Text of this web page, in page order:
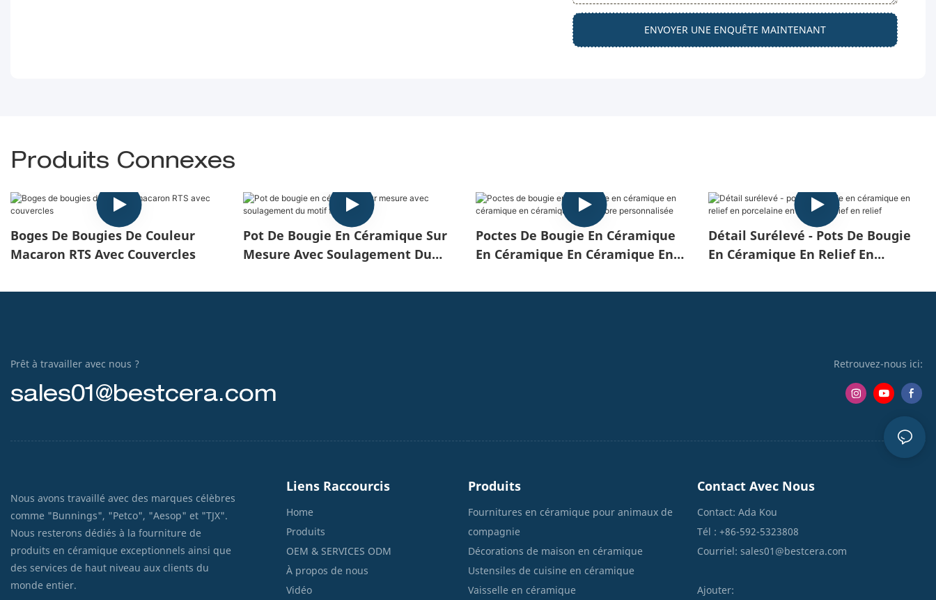
ENVOYER UNE ENQUÊTE MAINTENANT
Produits Connexes
Boges De Bougies De Couleur
Macaron RTS Avec Couvercles
Pot De Bougie En Céramique Sur
Mesure Avec Soulagement Du
Poctes De Bougie En Céramique
En Céramique En Céramique En
Personnalisée
Détail Surélevé - Pots De Bougie
En Céramique En Relief En
Relief
Prêt à travailler avec nous ?
sales01@bestcera.com
Retrouvez-nous ici:
Nous avons travaillé avec des marques célèbres
comme "Bunnings", "Petco", "Aesop" et "TJX".
Nous resterons dédiés à la fourniture de
produits en céramique exceptionnels ainsi que
des services de haut niveau aux clients du
monde entier.
Liens Raccourcis
Home
Produits
OEM & SERVICES ODM
À propos de nous
Vidéo
Produits
Fournitures en céramique pour animaux de
compagnie
Décorations de maison en céramique
Ustensiles de cuisine en céramique
Vaisselle en céramique
Contact Avec Nous
Contact: Ada Kou
Tél : +86-592-5323808
Courriel: sales01@bestcera.com
Ajouter: